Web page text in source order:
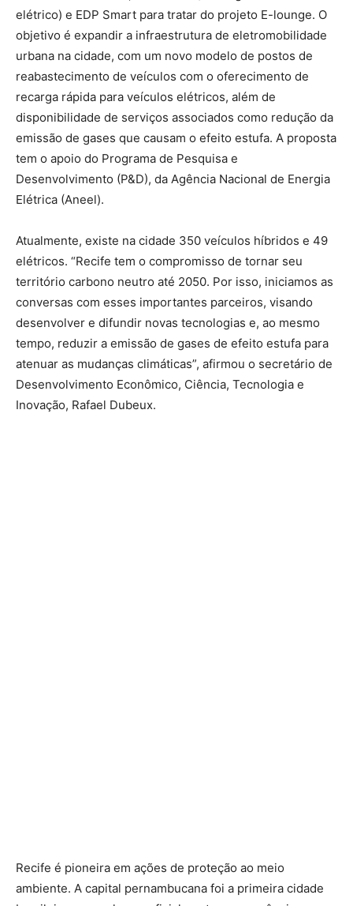
elétrico) e EDP Smart para tratar do projeto E-lounge. O
objetivo é expandir a infraestrutura de eletromobilidade
urbana na cidade, com um novo modelo de postos de
reabastecimento de veículos com o oferecimento de
recarga rápida para veículos elétricos, além de
disponibilidade de serviços associados como redução da
emissão de gases que causam o efeito estufa. A proposta
tem o apoio do Programa de Pesquisa e
Desenvolvimento (P&D), da Agência Nacional de Energia
Elétrica (Aneel).
Atualmente, existe na cidade 350 veículos híbridos e 49
elétricos. “Recife tem o compromisso de tornar seu
território carbono neutro até 2050. Por isso, iniciamos as
conversas com esses importantes parceiros, visando
desenvolver e difundir novas tecnologias e, ao mesmo
tempo, reduzir a emissão de gases de efeito estufa para
atenuar as mudanças climáticas”, afirmou o secretário de
Desenvolvimento Econômico, Ciência, Tecnologia e
Inovação, Rafael Dubeux.
Recife é pioneira em ações de proteção ao meio
ambiente. A capital pernambucana foi a primeira cidade